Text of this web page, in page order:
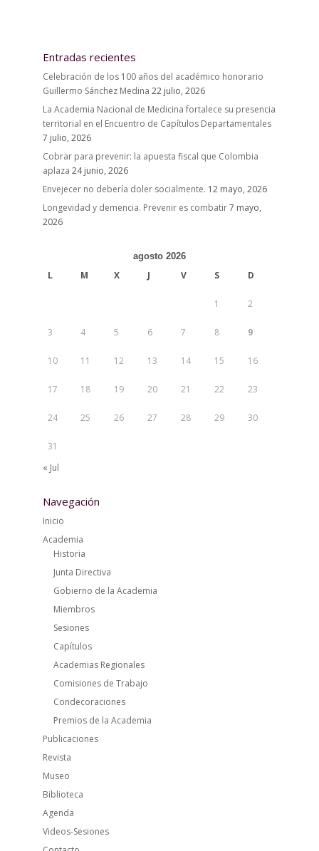
Entradas recientes
Celebración de los 100 años del académico honorario
Guillermo Sánchez Medina 22 julio, 2026
La Academia Nacional de Medicina fortalece su presencia
territorial en el Encuentro de Capítulos Departamentales
7 julio, 2026
Cobrar para prevenir: la apuesta fiscal que Colombia
aplaza 24 junio, 2026
Envejecer no debería doler socialmente. 12 mayo, 2026
Longevidad y demencia. Prevenir es combatir7 mayo,
2026
agosto 2026
L M X J V S D
1 2
3 4 5 6 7 8 9
10 11 12 13 14 15 16
17 18 19 20 21 22 23
24 25 26 27 28 29 30
31
« Jul
Navegación
Inicio
Academia
Historia
Junta Directiva
Gobierno de la Academia
Miembros
Sesiones
Capítulos
Academias Regionales
Comisiones de Trabajo
Condecoraciones
Premios de la Academia
Publicaciones
Revista
Museo
Biblioteca
Agenda
Videos-Sesiones